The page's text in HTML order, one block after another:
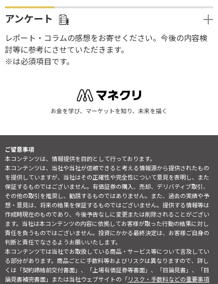
アンケート
レポート・コラムの感想をお寄せください。今後の内容検
討等に参考にさせていただきます。
※は必須項目です。
お金を学び、マーケットを知り、未来を描く
ご留意事項
本コンテンツは、情報提供を目的として行っております。
本コンテンツは、当社や当社が信頼できると考える情報源から提供されたもの
を提供していますが、当社はその正確性や完全性について意見を表明し、また
保証するものではございません。有価証券の購入、売却、デリバティブ取引、
その他の取引を推奨し、勧誘するものではありません。また、過去の実績や予
想・意見は、将来の結果を保証するものではございません。提供する情報等は
作成時現在のものであり、今後予告なしに変更または削除されることがござい
ます。当社は本コンテンツの内容に依拠してお客様が取った行動の結果に対し
責任を負うものではございません。投資にかかる最終決定は、お客様ご自身の
判断と責任でなさるようお願いいたします。
本コンテンツでは当社でお取扱している商品・サービス等について言及してい
る部分があります。商品ごとに手数料等およびリスクは異なりますので、詳し
くは「契約締結前交付書面」、「上場有価証券等書面」、「目論見書」、「目
論見書補完書面」または当社ウェブサイトの「リスク・手数料などの重要事項